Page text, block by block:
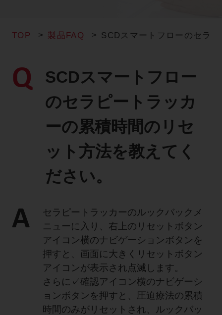
製品に関するお知らせ
添付文書
お問い合わせ
TOP 製品FAQ SCDスマートフローのセラ
Q
SCDスマートフロー
のセラピートラッカ
ーの累積時間のリセ
ット方法を教えてく
ださい。
A
セラピートラッカーのルックバックメ
ニューに入り、右上のリセットボタン
アイコン横のナビゲーションボタンを
押すと、画面に大きくリセットボタン
アイコンが表示され点滅します。
さらに✓確認アイコン横のナビゲーシ
ョンボタンを押すと、圧迫療法の累積
時間のみがリセットされ、ルックバッ